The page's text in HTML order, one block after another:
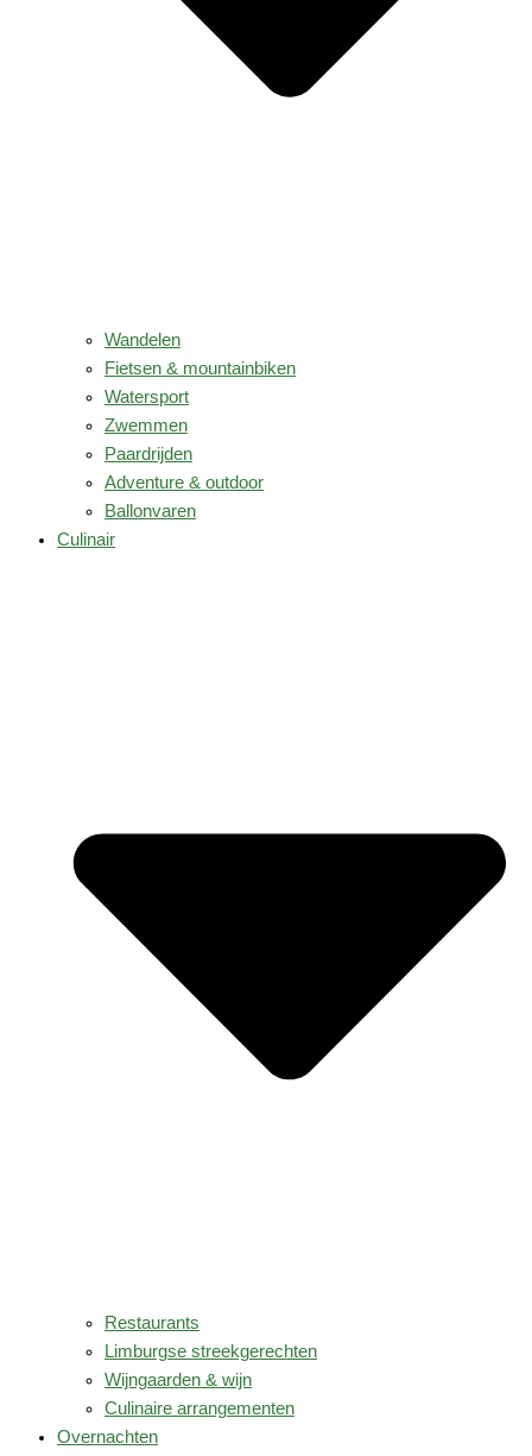
Wandelen
Fietsen & mountainbiken
Watersport
Zwemmen
Paardrijden
Adventure & outdoor
Ballonvaren
Culinair
Restaurants
Limburgse streekgerechten
Wijngaarden & wijn
Culinaire arrangementen
Overnachten